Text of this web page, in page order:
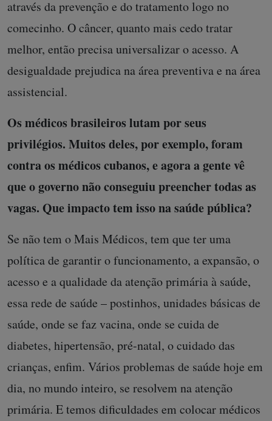
através da prevenção e do tratamento logo no
comecinho. O câncer, quanto mais cedo tratar
melhor, então precisa universalizar o acesso. A
desigualdade prejudica na área preventiva e na área
assistencial.
Os médicos brasileiros lutam por seus
privilégios. Muitos deles, por exemplo, foram
contra os médicos cubanos, e agora a gente vê
que o governo não conseguiu preencher todas as
vagas. Que impacto tem isso na saúde pública?
Se não tem o Mais Médicos, tem que ter uma
política de garantir o funcionamento, a expansão, o
acesso e a qualidade da atenção primária à saúde,
essa rede de saúde – postinhos, unidades básicas de
saúde, onde se faz vacina, onde se cuida de
diabetes, hipertensão, pré-natal, o cuidado das
crianças, enfim. Vários problemas de saúde hoje em
dia, no mundo inteiro, se resolvem na atenção
primária. E temos dificuldades em colocar médicos